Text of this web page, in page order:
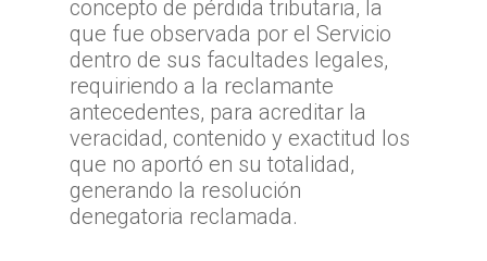
concepto de pérdida tributaria, la
que fue observada por el Servicio
dentro de sus facultades legales,
requiriendo a la reclamante
antecedentes, para acreditar la
veracidad, contenido y exactitud los
que no aportó en su totalidad,
generando la resolución
denegatoria reclamada.